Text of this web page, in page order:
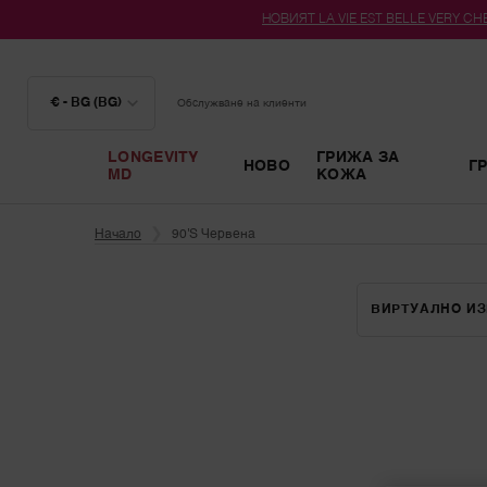
НОВИЯТ LA VIE EST BELLE VERY
€ - BG (BG) Обслужване на клиенти
LONGEVITY
MD
НОВО
ГРИЖА ЗА
КОЖА
Начало
90's Червена
ВИРТУАЛНО